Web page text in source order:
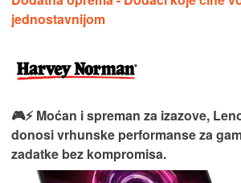
jednostavnijom
🎮⚡ Moćan i spreman za izazove,
donosi vrhunske performanse za
zadatke bez kompromisa.